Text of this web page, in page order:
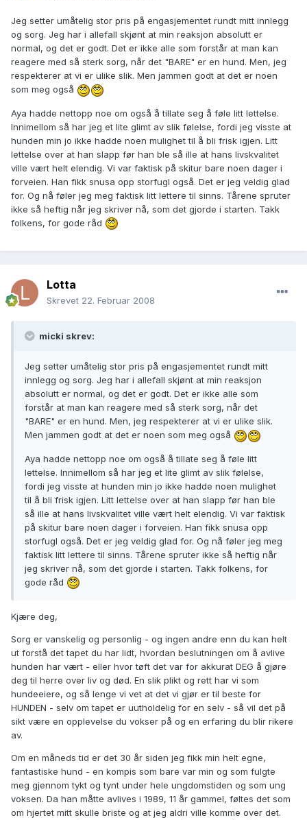
Jeg setter umåtelig stor pris på engasjementet rundt mitt innlegg
og sorg. Jeg har i allefall skjønt at min reaksjon absolutt er
normal, og det er godt. Det er ikke alle som forstår at man kan
reagere med så sterk sorg, når det "BARE" er en hund. Men, jeg
respekterer at vi er ulike slik. Men jammen godt at det er noen
som meg også
Aya hadde nettopp noe om også å tillate seg å føle litt lettelse.
Innimellom så har jeg et lite glimt av slik følelse, fordi jeg visste at
hunden min jo ikke hadde noen mulighet til å bli frisk igjen. Litt
lettelse over at han slapp før han ble så ille at hans livskvalitet
ville vært helt elendig. Vi var faktisk på skitur bare noen dager i
forveien. Han fikk snusa opp storfugl også. Det er jeg veldig glad
for. Og nå føler jeg meg faktisk litt lettere til sinns. Tårene spruter
ikke så heftig når jeg skriver nå, som det gjorde i starten. Takk
folkens, for gode råd
Lotta
Skrevet 22. Februar 2008
micki skrev:
Jeg setter umåtelig stor pris på engasjementet rundt mitt
innlegg og sorg. Jeg har i allefall skjønt at min reaksjon
absolutt er normal, og det er godt. Det er ikke alle som
forstår at man kan reagere med så sterk sorg, når det
"BARE" er en hund. Men, jeg respekterer at vi er ulike slik.
Men jammen godt at det er noen som meg også
Aya hadde nettopp noe om også å tillate seg å føle litt
lettelse. Innimellom så har jeg et lite glimt av slik følelse,
fordi jeg visste at hunden min jo ikke hadde noen mulighet
til å bli frisk igjen. Litt lettelse over at han slapp før han ble
så ille at hans livskvalitet ville vært helt elendig. Vi var faktisk
på skitur bare noen dager i forveien. Han fikk snusa opp
storfugl også. Det er jeg veldig glad for. Og nå føler jeg meg
faktisk litt lettere til sinns. Tårene spruter ikke så heftig når
jeg skriver nå, som det gjorde i starten. Takk folkens, for
gode råd
Kjære deg,
Sorg er vanskelig og personlig - og ingen andre enn du kan helt
ut forstå det tapet du har lidt, hvordan beslutningen om å avlive
hunden har vært - eller hvor tøft det var for akkurat DEG å gjøre
deg til herre over liv og død. En slik plikt og rett har vi som
hundeeiere, og så lenge vi vet at det vi gjør er til beste for
HUNDEN - selv om tapet er uutholdelig for en selv - så vil det på
sikt være en opplevelse du vokser på og en erfaring du blir rikere
av.
Om en måneds tid er det 30 år siden jeg fikk min helt egne,
fantastiske hund - en kompis som bare var min og som fulgte
meg gjennom tykt og tynt under hele ungdomstiden og som ung
voksen. Da han måtte avlives i 1989, 11 år gammel, føltes det som
om hjertet mitt skulle briste og at jeg aldri ville komme over det.